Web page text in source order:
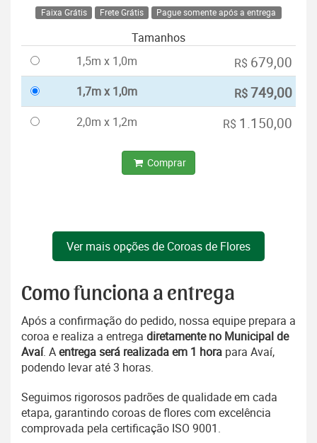
Faixa Grátis Frete Grátis Pague somente após a entrega
Tamanhos
1,5m x 1,0m
R$ 679,00
1,7m x 1,0m R$749,00
2,0m x 1,2m R$ 1.150,00
Comprar
Ver mais opções de Coroas de Flores
Como funciona a entrega
Após a confirmação do pedido, nossa equipe prepara a
coroa e realiza a entrega diretamente no Municipal de
Avaí. Aentrega será realizada em 1 hora para Avaí,
podendo levar até 3 horas.
Seguimos rigorosos padrões de qualidade em cada
etapa, garantindo coroas de flores com excelência
comprovada pela certificação ISO 9001.